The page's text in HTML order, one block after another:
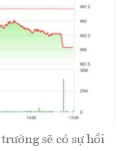
sẽ có sự hồi